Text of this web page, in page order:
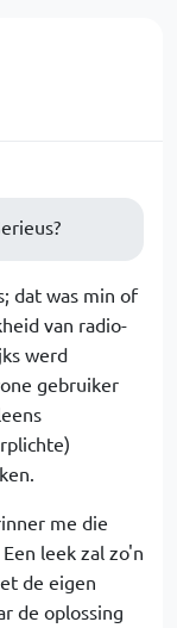
dat was min of
van radio-
werd
gebruiker
me die
leek zal zo'n
de eigen
de oplossing